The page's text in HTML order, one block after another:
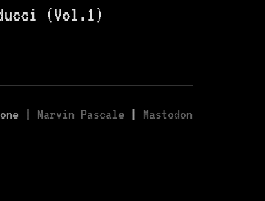
(Vol.1)
| Marvin Pascale | Mastodon